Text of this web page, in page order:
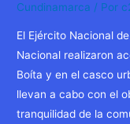
Cundinamarca / Por
El Ejército Nacional
Nacional realizaron
Boíta y en el casco
llevan a cabo con el
tranquilidad de la